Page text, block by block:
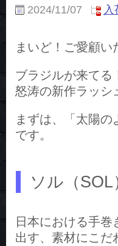
2024/11/07
まいど！ご愛顧
ブラジルが来てる
怒涛の新作ラッシ
まずは、「太陽
です。
ソル（SOL
日本における手
出す、素材にこだ